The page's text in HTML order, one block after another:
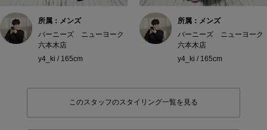
所属：メンズ
バーニーズ ニューヨーク
六本木店
y4_ki / 165cm
所属：メンズ
バーニーズ ニューヨーク
六本木店
y4_ki / 165cm
このスタッフのスタイリング一覧を見る